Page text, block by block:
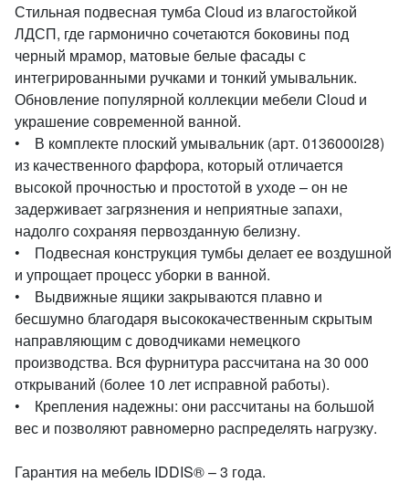
Стильная подвесная тумба Cloud из влагостойкой
ЛДСП, где гармонично сочетаются боковины под
черный мрамор, матовые белые фасады с
интегрированными ручками и тонкий умывальник.
Обновление популярной коллекции мебели Cloud и
украшение современной ванной.
• В комплекте плоский умывальник (арт. 0136000i28)
из качественного фарфора, который отличается
высокой прочностью и простотой в уходе – он не
задерживает загрязнения и неприятные запахи,
надолго сохраняя первозданную белизну.
• Подвесная конструкция тумбы делает ее воздушной
и упрощает процесс уборки в ванной.
• Выдвижные ящики закрываются плавно и
бесшумно благодаря высококачественным скрытым
направляющим с доводчиками немецкого
производства. Вся фурнитура рассчитана на 30 000
открываний (более 10 лет исправной работы).
• Крепления надежны: они рассчитаны на большой
вес и позволяют равномерно распределять нагрузку.
Гарантия на мебель IDDIS® – 3 года.